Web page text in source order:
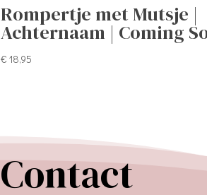
Rompertje met Mutsje |
Achternaam | Coming
€ 18,95
Contact